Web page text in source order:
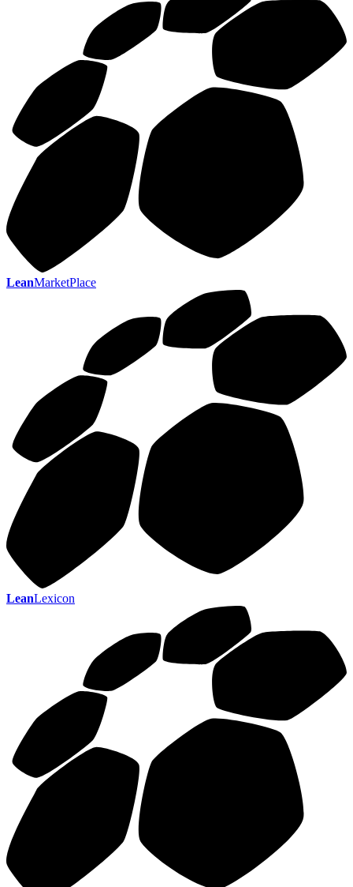
LeanMarketPlace
LeanLexicon